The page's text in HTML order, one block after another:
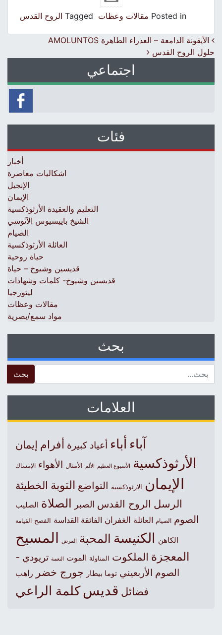
Posted in مقالات وعظات Tagged الروح القدس
Post navigation
الأيقونة الدامعة – العذراء الطاهرة AMOLUNTOS
حلول الروح القدس
اجتماعي
فئات
أخبار
اشكاليات معاصرة
الإنجيل
الإيمان
التعليم والعقيدة الأرثوذكسية
الشيخ باييسيوس الآثوسي
الصيام
العائلة الأرثوذكسية
حياة روحية
قديسين وشيوخ – حياة
قديسين وشيوخ- كلمات وشهادات
ليتورجيا
مقالات وعظات
مواد سمع/بصرية
بحث
العلامات
آباءأباء أعياد كبيرة أفرام إيمان
الأرثوذكسية الأسبوع العظيم الألم الأمثال الأهواء الإمساك
الإيمان الارثوذكسية التواضع التوبة الخطيئة
الرسل الروح القدس الصبر الصلاة الصليب
الصوم الصيام العائلة الغفران الفائقة القداسة الفصح القيامة
الكاهن الكنيسةالمحبة المرض المسيح
المعجزة الملكوت المناولة الموت النعمة تريودي -
الصوم الأربعيني توما بيطار جورج خضر راهب
فضائل قديس كلمة الراعي